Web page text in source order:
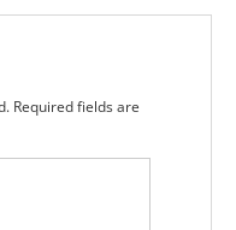
Required fields are